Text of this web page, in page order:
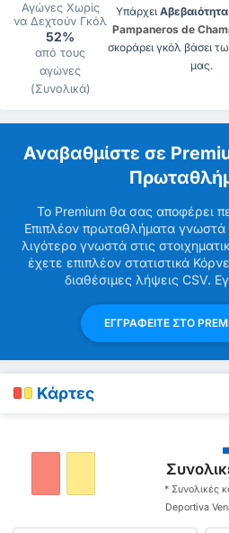
Αγώνες Χωρίς
να Δεχτούν Γκόλ
52%
από τους
αγώνες
(Συνολικά)
Υπάρχει Αβεβαιότητα
Pampaneros de
σκοράρει γκόλ βάσει
μας.
Αναβαθμίστε σε
Το Premium θα σας αποφέρει
Επιπλέον πρωταθλήματα γνωστά
λιγότερο γνωστά στις
έχετε επιπλέον στατιστικά
διαθέσιμες λήψεις CSV.
ΕΓΓΡΑΦΕΙΤΕ ΣΤΟ
Κάρτες
* Συνολικές
Deportiva